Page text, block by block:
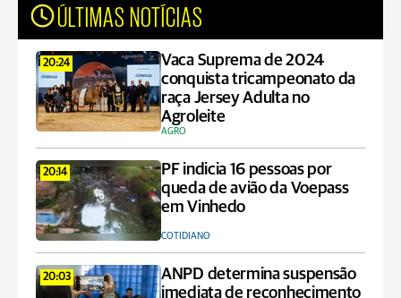
ÚLTIMAS NOTÍCIAS
20:24
Vaca Suprema de 2024
conquista tricampeonato da
raça Jersey Adulta no
Agroleite
AGRO
20:14
PF indicia 16 pessoas por
queda de avião da Voepass
em Vinhedo
COTIDIANO
20:03
ANPD determina suspensão
imediata de reconhecimento